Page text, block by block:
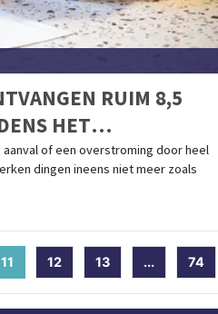
RUIM 8,5
HET
'BEREID JE VOOR OP
of een overstroming door heel
dingen ineens niet meer zoals
11 (current)
12 13 ... 74